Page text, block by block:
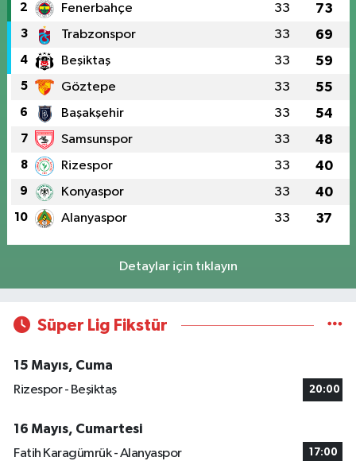
2 Fenerbahçe 33 73
3 Trabzonspor 33 69
4 Beşiktaş 33 59
5 Göztepe 33 55
6 Başakşehir 33 54
7 Samsunspor 33 48
8 Rizespor 33 40
9 Konyaspor 33 40
10 Alanyaspor 33 37
Detaylar için tıklayın
Süper Lig Fikstür
15 Mayıs, Cuma
Rizespor - Beşiktaş
20:00
16 Mayıs, Cumartesi
Fatih Karagümrük - Alanyaspor
17:00